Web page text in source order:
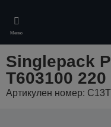
main
content
Меню
Singlepack
T603100 220
Артикулен номер: